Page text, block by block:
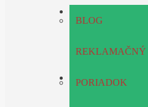
Doprava
BLOG
REKLAMAČNÝ
PORIADOK